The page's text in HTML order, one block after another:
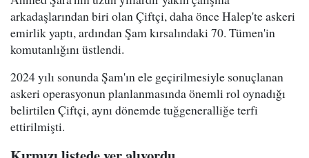
arkadaşlarından biri olan Çiftçi, daha önce Halep'te askeri
emirlik yaptı, ardından Şam kırsalındaki 70. Tümen'in
komutanlığını üstlendi.
2024 yılı sonunda Şam'ın ele geçirilmesiyle sonuçlanan
askeri operasyonun planlanmasında önemli rol oynadığı
belirtilen Çiftçi, aynı dönemde tuğgeneralliğe terfi
ettirilmişti.